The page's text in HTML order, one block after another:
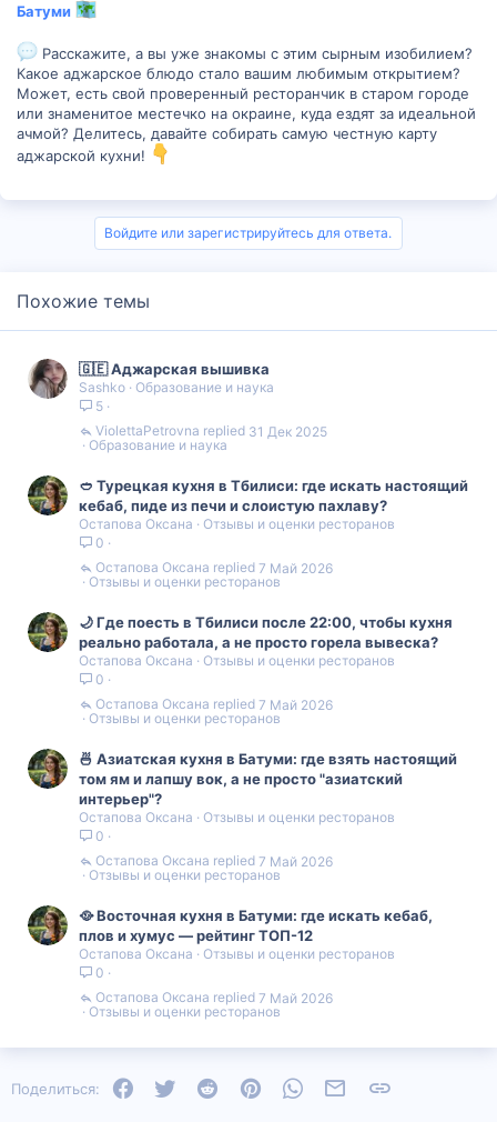
Батуми
Расскажите, а вы уже знакомы с этим сырным изобилием?
Какое аджарское блюдо стало вашим любимым открытием?
Может, есть свой проверенный ресторанчик в старом городе
или знаменитое местечко на окраине, куда ездят за идеальной
ачмой? Делитесь, давайте собирать самую честную карту
аджарской кухни!
Войдите или зарегистрируйтесь для ответа.
Похожие темы
🇬🇪 Аджарская вышивка
Sashko Образование и наука
5
Образование и наука
31 Дек 2025
ViolettaPetrovna
🥙 Турецкая кухня в Тбилиси: где искать настоящий
кебаб, пиде из печи и слоистую пахлаву?
Остапова Оксана
Отзывы и оценки ресторанов
0
Отзывы и оценки ресторанов
7 Май 2026
Остапова Оксана
🌙 Где поесть в Тбилиси после 22:00, чтобы кухня
реально работала, а не просто горела вывеска?
Остапова Оксана
Отзывы и оценки ресторанов
0
Отзывы и оценки ресторанов
7 Май 2026
Остапова Оксана
🍜 Азиатская кухня в Батуми: где взять настоящий
том ям и лапшу вок, а не просто "азиатский
интерьер"?
Остапова Оксана
Отзывы и оценки ресторанов
0
Отзывы и оценки ресторанов
7 Май 2026
Остапова Оксана
🥘 Восточная кухня в Батуми: где искать кебаб,
плов и хумус — рейтинг ТОП-12
Остапова Оксана
Отзывы и оценки ресторанов
0
Отзывы и оценки ресторанов
7 Май 2026
Остапова Оксана
Поделиться: FacebookTwitter Reddit PinterestWhatsAppЭлектронная почта